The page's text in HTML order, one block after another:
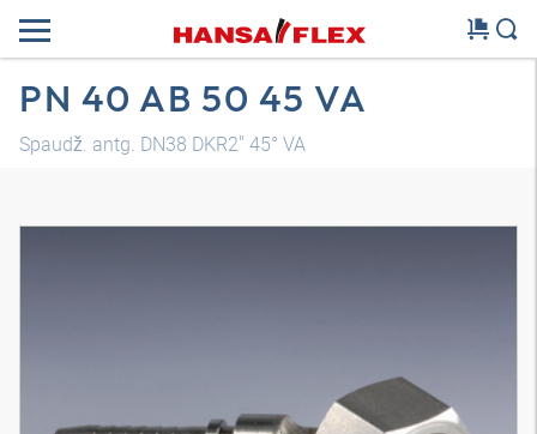
PN 40 AB 50 45 VA
Spaudž. antg. DN38 DKR2" 45° VA